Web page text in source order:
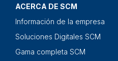
ACERCA DE SCM
Información de la empresa
Soluciones Digitales SCM
Gama completa SCM